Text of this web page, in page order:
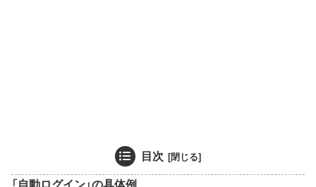
目次
「自動ログイン」の具体例